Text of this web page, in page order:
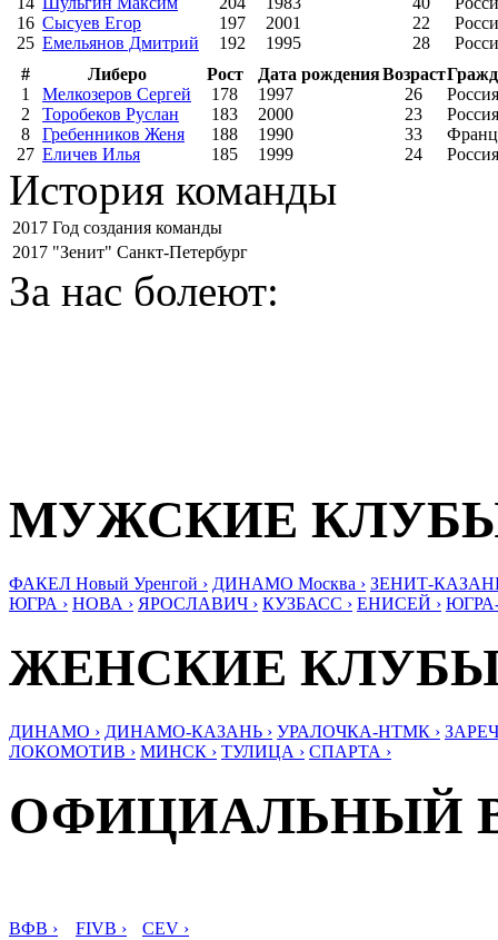
16 Сысуев Егор 197 2001 22
25 Емельянов Дмитрий 192 1995 28
#
Либеро Рост Дата рожденияВозраст
1
Мелкозеров Сергей 178 1997 26
Россия
2
Торобеков Руслан 183 2000 23
Россия
8
Гребенников Женя 188 1990 33
27 Еличев Илья 185 1999 24 Россия
История команды
2017 Год создания команды
2017 "Зенит" Санкт-Петербург
За нас болеют:
МУЖСКИЕ
ФАКЕЛ Новый Уренгой › ДИНАМО Москва › ЗЕНИТ-
ЮГРА › НОВА › ЯРОСЛАВИЧ › КУЗБАСС › ЕНИСЕЙ ›
ЖЕНСКИЕ
ДИНАМО › ДИНАМО-КАЗАНЬ › УРАЛОЧКА-НТМК ›
ЛОКОМОТИВ › МИНСК › ТУЛИЦА › СПАРТА ›
ОФИЦИАЛЬНЫЙ
ВФВ › FIVB › CEV ›